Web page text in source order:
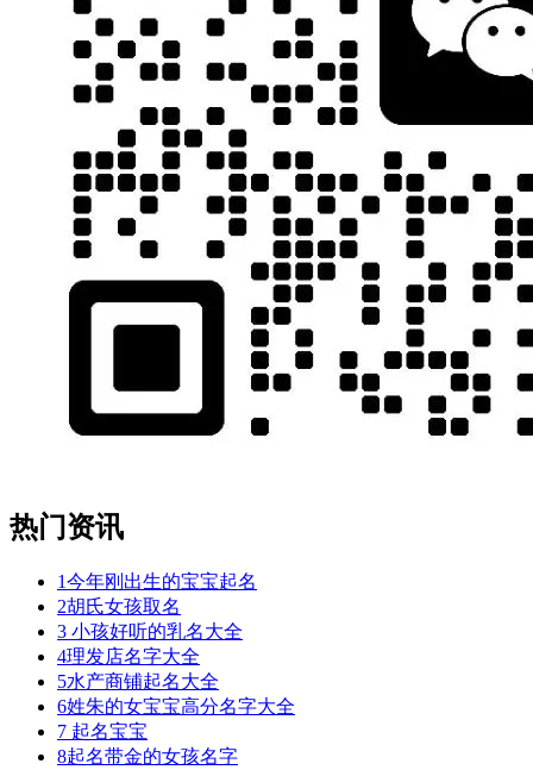
热门资讯
1今年刚出生的宝宝起名
2胡氏女孩取名
3 小孩好听的乳名大全
4理发店名字大全
5水产商铺起名大全
6姓朱的女宝宝高分名字大全
7 起名宝宝
8起名带金的女孩名字